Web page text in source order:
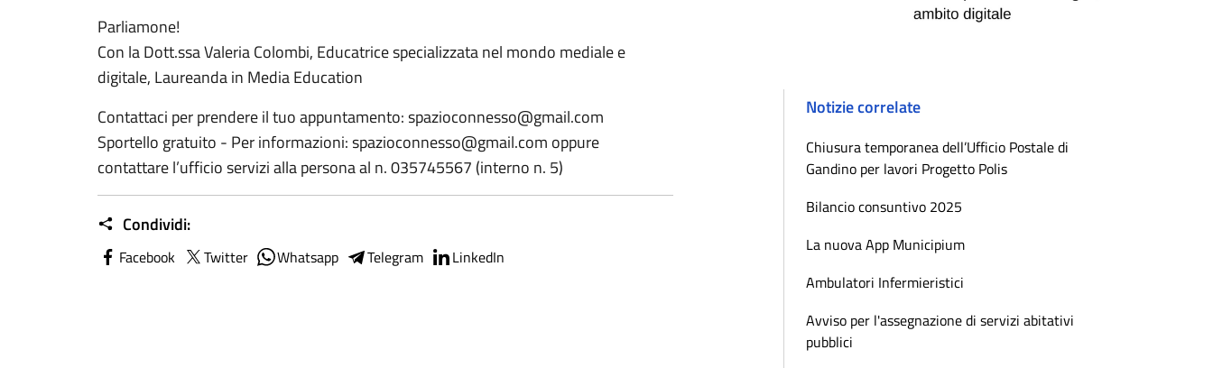
Parliamone!
Con la Dott.ssa Valeria Colombi, Educatrice specializzata nel mondo mediale e
digitale, Laureanda in Media Education
Contattaci per prendere il tuo appuntamento: spazioconnesso@gmail.com
Sportello gratuito - Per informazioni: spazioconnesso@gmail.com oppure
contattare l’ufficio servizi alla persona al n. 035745567 (interno n. 5)
Condividi:
Facebook Twitter Whatsapp Telegram LinkedIn
Notizie correlate
Chiusura temporanea dell’Ufficio Postale di
Gandino per lavori Progetto Polis
Bilancio consuntivo 2025
La nuova App Municipium
Ambulatori Infermieristici
Avviso per l'assegnazione di servizi abitativi
pubblici